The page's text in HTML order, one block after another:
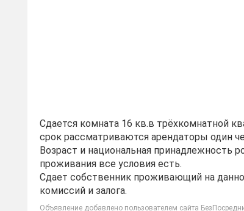
Сдается комната 16 кв.в трёхкомнатной
срок рассматриваются арендаторы один
Возраст и национальная принадлежность
проживания все условия есть.
Сдает собственник проживающий на
комиссий и залога.
Объявление добавлено пользователем сайта